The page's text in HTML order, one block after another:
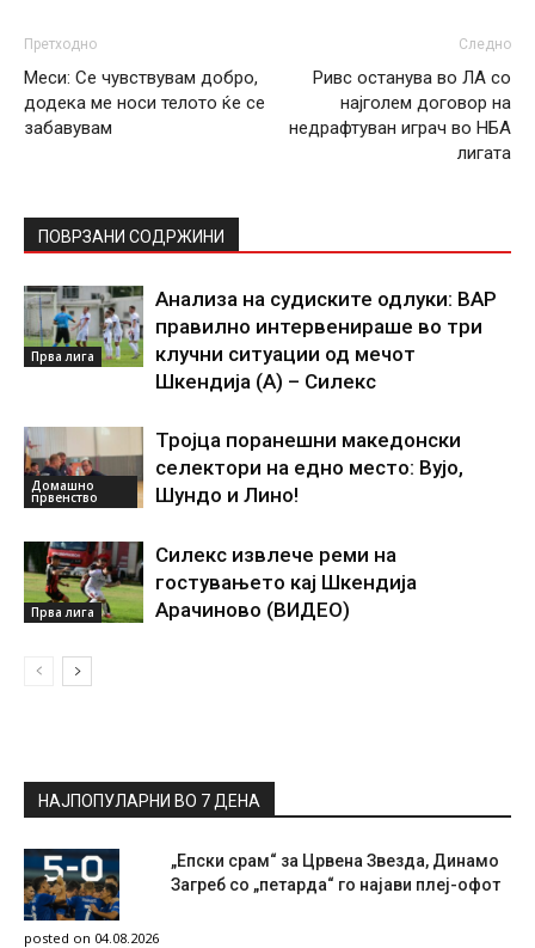
Претходно
Меси: Се чувствувам добро,
додека ме носи телото ќе се
забавувам
Следно
Ривс останува во ЛА со
најголем договор на
недрафтуван играч во НБА
лигата
ПОВРЗАНИ СОДРЖИНИ
Прва лига
Анализа на судиските одлуки: ВАР
правилно интервенираше во три
клучни ситуации од мечот
Шкендија (А) – Силекс
Домашно
првенство
Тројца поранешни македонски
селектори на едно место: Вујо,
Шундо и Лино!
Прва лига
Силекс извлече реми на
гостувањето кај Шкендија
Арачиново (ВИДЕО)
НАЈПОПУЛАРНИ ВО 7 ДЕНА
„Епски срам“ за Црвена Звезда, Динамо
Загреб со „петарда“ го најави плеј-офот
posted on 04.08.2026